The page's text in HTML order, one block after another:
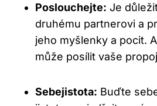
Poslouchejte: Je
druhému partnerovi a
jeho myšlenky a pocit.
může posílit vaše
Sebejistota: Buďte